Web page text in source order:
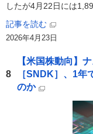
したが4月22日には
記事を読む
2026年4月23日
8
【米国株動向】
［SNDK］、1年
のか